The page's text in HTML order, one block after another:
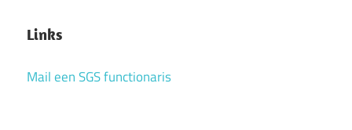
Links
Mail een SGS functionaris